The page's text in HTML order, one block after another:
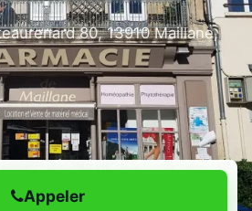
80, 13910 Maillane,
Appeler